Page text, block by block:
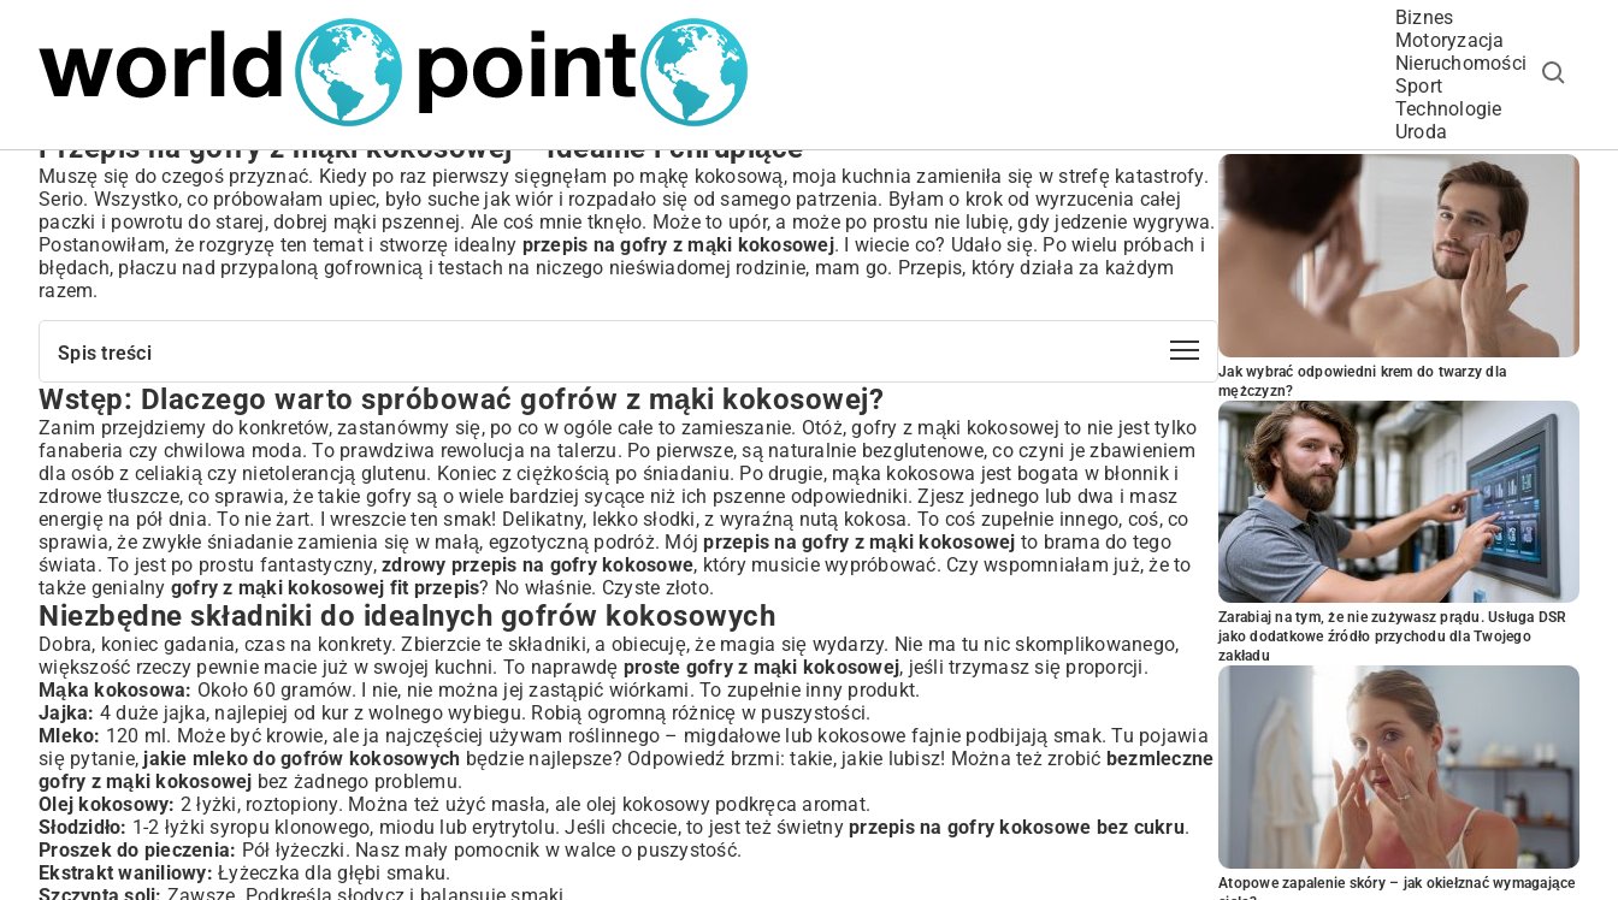
Biznes
Motoryzacja
Nieruchomości
Sport
Technologie
Uroda
Przepis na gofry z mąki kokosowej – Idealne i chrupiące
Muszę się do czegoś przyznać. Kiedy po raz pierwszy sięgnęłam po mąkę kokosową, moja kuchnia zamieniła się w strefę katastrofy.
Serio. Wszystko, co próbowałam upiec, było suche jak wiór i rozpadało się od samego patrzenia. Byłam o krok od wyrzucenia całej
paczki i powrotu do starej, dobrej mąki pszennej. Ale coś mnie tknęło. Może to upór, a może po prostu nie lubię, gdy jedzenie wygrywa.
Postanowiłam, że rozgryzę ten temat i stworzę idealny przepis na gofry z mąki kokosowej. I wiecie co? Udało się. Po wielu próbach i
błędach, płaczu nad przypaloną gofrownicą i testach na niczego nieświadomej rodzinie, mam go. Przepis, który działa za każdym
razem.
Spis treści
Wstęp: Dlaczego warto spróbować gofrów z mąki kokosowej?
Niezbędne składniki do idealnych gofrów kokosowych
Jak wybrać najlepszą mąkę kokosową?
Krok po kroku: Jak przygotować pyszne gofry z mąki kokosowej?
Przygotowanie ciasta – sekrety gładkiej konsystencji
Wypiekanie gofrów – wskazówki dla chrupiącego efektu
Kreatywne dodatki i wariacje na temat gofrów kokosowych
Słodkie polewy i świeże owoce
Wytrawne odsłony – czy znasz gofry na słono?
Wersje specjalne: gofry bezglutenowe, wegańskie i keto
Często zadawane pytania i porady dotyczące gofrów
Jak przechowywać gofry, aby zachowały świeżość?
Najczęstsze problemy i ich rozwiązania
Podsumowanie: Gofry z mąki kokosowej – zdrowa alternatywa dla każdego
Wstęp: Dlaczego warto spróbować gofrów z mąki kokosowej?
Zanim przejdziemy do konkretów, zastanówmy się, po co w ogóle całe to zamieszanie. Otóż, gofry z mąki kokosowej to nie jest tylko
fanaberia czy chwilowa moda. To prawdziwa rewolucja na talerzu. Po pierwsze, są naturalnie bezglutenowe, co czyni je zbawieniem
dla osób z celiakią czy nietolerancją glutenu. Koniec z ciężkością po śniadaniu. Po drugie, mąka kokosowa jest bogata w błonnik i
zdrowe tłuszcze, co sprawia, że takie gofry są o wiele bardziej sycące niż ich pszenne odpowiedniki. Zjesz jednego lub dwa i masz
energię na pół dnia. To nie żart. I wreszcie ten smak! Delikatny, lekko słodki, z wyraźną nutą kokosa. To coś zupełnie innego, coś, co
sprawia, że zwykłe śniadanie zamienia się w małą, egzotyczną podróż. Mójprzepis na gofry z mąki kokosowej to brama do tego
świata. To jest po prostu fantastyczny, zdrowy przepis na gofry kokosowe, który musicie wypróbować. Czy wspomniałam już, że to
także genialny gofry z mąki kokosowej fit przepis? No właśnie. Czyste złoto.
Niezbędne składniki do idealnych gofrów kokosowych
Dobra, koniec gadania, czas na konkrety. Zbierzcie te składniki, a obiecuję, że magia się wydarzy. Nie ma tu nic skomplikowanego,
większość rzeczy pewnie macie już w swojej kuchni. To naprawdę proste gofry z mąki kokosowej, jeśli trzymasz się proporcji.
Mąka kokosowa: Około 60 gramów. I nie, nie można jej zastąpić wiórkami. To zupełnie inny produkt.
Jajka: 4 duże jajka, najlepiej od kur z wolnego wybiegu. Robią ogromną różnicę w puszystości.
Mleko: 120 ml. Może być krowie, ale ja najczęściej używam roślinnego – migdałowe lub kokosowe fajnie podbijają smak. Tu pojawia
się pytanie, jakie mleko do gofrów kokosowych będzie najlepsze? Odpowiedź brzmi: takie, jakie lubisz! Można też zrobić bezmleczne
gofry z mąki kokosowej bez żadnego problemu.
Olej kokosowy: 2 łyżki, roztopiony. Można też użyć masła, ale olej kokosowy podkręca aromat.
Słodzidło: 1-2 łyżki syropu klonowego, miodu lub erytrytolu. Jeśli chcecie, to jest też świetny przepis na gofry kokosowe bez cukru.
Proszek do pieczenia: Pół łyżeczki. Nasz mały pomocnik w walce o puszystość.
Ekstrakt waniliowy: Łyżeczka dla głębi smaku.
POPULARNE ARTYKUŁY
Jak wybrać odpowiedni krem do twarzy dla
mężczyzn?
Zarabiaj na tym, że nie zużywasz prądu. Usługa DSR
jako dodatkowe źródło przychodu dla Twojego
zakładu
Atopowe zapalenie skóry – jak okiełznać wymagające